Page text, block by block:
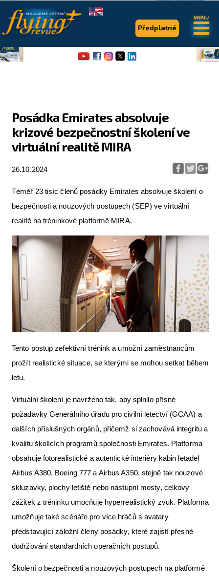
Posádka Emirates absolvuje
krizové bezpečnostní školení ve
virtuální realitě MIRA
26.10.2024
Téměř 23 tisíc členů posádky Emirates absolvuje školení o
bezpečnosti a nouzových postupech (SEP) ve virtuální
realitě na tréninkové platformě MIRA.
Tento postup zefektivní trénink a umožní zaměstnancům
prožít realistické situace, se kterými se mohou setkat během
letu.
Virtuální školení je navrženo tak, aby splnilo přísné
požadavky Generálního úřadu pro civilní letectví (GCAA) a
dalších příslušných orgánů, přičemž si zachovává integritu a
kvalitu školících programů společnosti Emirates. Platforma
obsahuje fotorealistické a autentické interiéry kabin letadel
Airbus A380, Boeing 777 a Airbus A350, stejně tak nouzové
skluzavky, plochy letiště nebo nástupní mosty, celkový
zážitek z tréninku umocňuje hyperrealistický zvuk. Platforma
umožňuje také scénáře pro více hráčů s avatary
představující záložní členy posádky, které zajistí přesné
dodržování standardních operačních postupů.
Školení o bezpečnosti a nouzových postupech na platformě
Předplatné
.
Flying Revue
Články
Pro piloty
Série & speciály
Aktuální FR + archiv
Letecká muzea
VFR Communication app
The SAFE Guide app
Nabídky práce v letectví
Inzerujte s námi
E-SHOP